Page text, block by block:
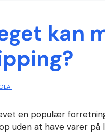
kan
en populær
uden at have varer på